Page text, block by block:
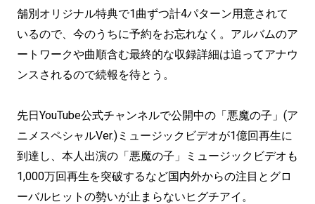
舗別オリジナル特典で1曲ずつ計4パターン用意されて
いるので、今のうちに予約をお忘れなく。アルバムのア
ートワークや曲順含む最終的な収録詳細は追ってアナウ
ンスされるので続報を待とう。
先日YouTube公式チャンネルで公開中の「悪魔の子」(ア
ニメスペシャルVer.)ミュージックビデオが1億回再生に
到達し、本人出演の「悪魔の子」ミュージックビデオも
1,000万回再生を突破するなど国内外からの注目とグロ
ーバルヒットの勢いが止まらないヒグチアイ。